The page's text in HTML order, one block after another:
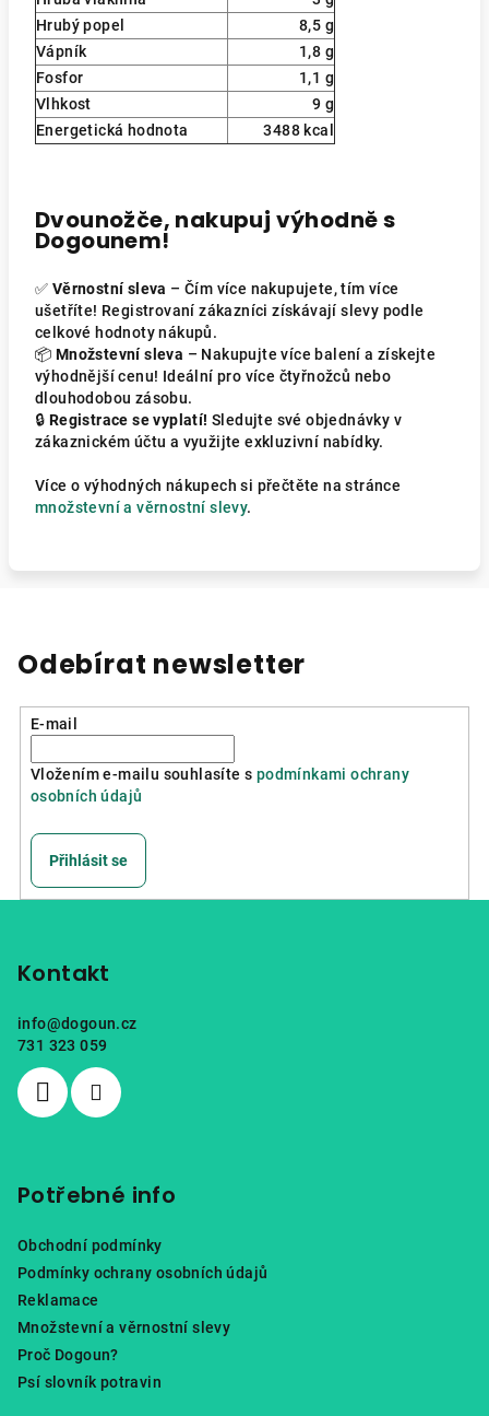
Hrubý popel
8,5 g
Vápník
1,8 g
Fosfor
1,1 g
Vlhkost
9 g
Energetická hodnota
3488 kcal
Dvounožče, nakupuj výhodně s
Dogounem!
✅ Věrnostní sleva – Čím více nakupujete, tím více
ušetříte! Registrovaní zákazníci získávají slevy podle
celkové hodnoty nákupů.
📦 Množstevní sleva – Nakupujte více balení a získejte
výhodnější cenu! Ideální pro více čtyřnožců nebo
dlouhodobou zásobu.
🔒 Registrace se vyplatí! Sledujte své objednávky v
zákaznickém účtu a využijte exkluzivní nabídky.
Více o výhodných nákupech si přečtěte na stránce
množstevní a věrnostní slevy.
Odebírat newsletter
E-mail
Vložením e-mailu souhlasíte s podmínkami ochrany
osobních údajů
Přihlásit se
Kontakt
info@dogoun.cz
731 323 059
Potřebné info
Obchodní podmínky
Podmínky ochrany osobních údajů
Reklamace
Množstevní a věrnostní slevy
Proč Dogoun?
Psí slovník potravin